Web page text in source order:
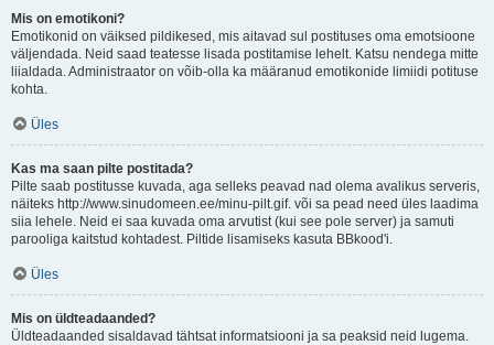
Mis on emotikoni?
Emotikonid on väiksed pildikesed, mis aitavad sul postituses oma emotsioone
väljendada. Neid saad teatesse lisada postitamise lehelt. Katsu nendega mitte
liialdada. Administraator on võib-olla ka määranud emotikonide limiidi potituse
kohta.
Üles
Kas ma saan pilte postitada?
Pilte saab postitusse kuvada, aga selleks peavad nad olema avalikus serveris,
näiteks http://www.sinudomeen.ee/minu-pilt.gif. või sa pead need üles laadima
siia lehele. Neid ei saa kuvada oma arvutist (kui see pole server) ja samuti
parooliga kaitstud kohtadest. Piltide lisamiseks kasuta BBkood'i.
Üles
Mis on üldteadaanded?
Üldteadaanded sisaldavad tähtsat informatsiooni ja sa peaksid neid lugema.